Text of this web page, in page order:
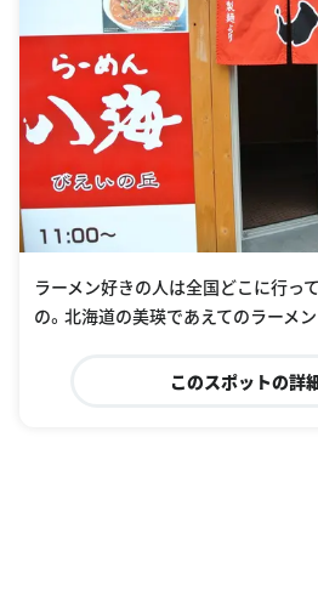
ラーメン好きの人は全国どこに行っ
の。北海道の美瑛であえてのラーメ
このスポットの詳